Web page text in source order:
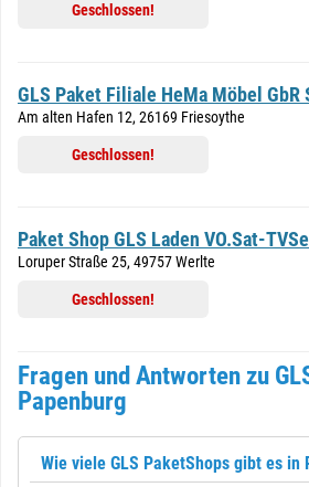
Geschlossen!
GLS Paket Filiale HeMa Möbel GbR
Am alten Hafen 12, 26169 Friesoythe
Geschlossen!
Paket Shop GLS Laden VO.Sat-
Loruper Straße 25, 49757 Werlte
Geschlossen!
Fragen und Antworten zu
Papenburg
Wie viele GLS PaketShops gibt es in